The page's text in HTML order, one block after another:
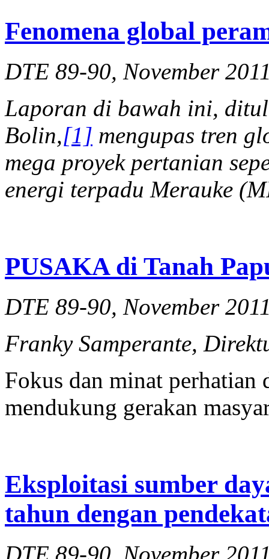
Fenomena global
DTE 89-90, November
Laporan di bawah ini,
Bolin,[1] mengupas tren
mega proyek pertanian
energi terpadu Merauke
PUSAKA di Tanah
DTE 89-90, November
Franky Samperante,
Fokus dan minat
mendukung gerakan
Eksploitasi sumber
tahun dengan
DTE 89-90, November